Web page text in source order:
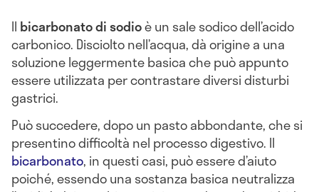
Il bicarbonato di sodioè un sale sodico dell’acido
carbonico. Disciolto nell’acqua, dà origine a una
soluzione leggermente basica che può appunto
essere utilizzata per contrastare diversi disturbi
gastrici.
Può succedere, dopo un pasto abbondante, che si
presentino difficoltà nel processo digestivo. Il
bicarbonato, in questi casi, può essere d’aiuto
poiché, essendo una sostanza basica neutralizza